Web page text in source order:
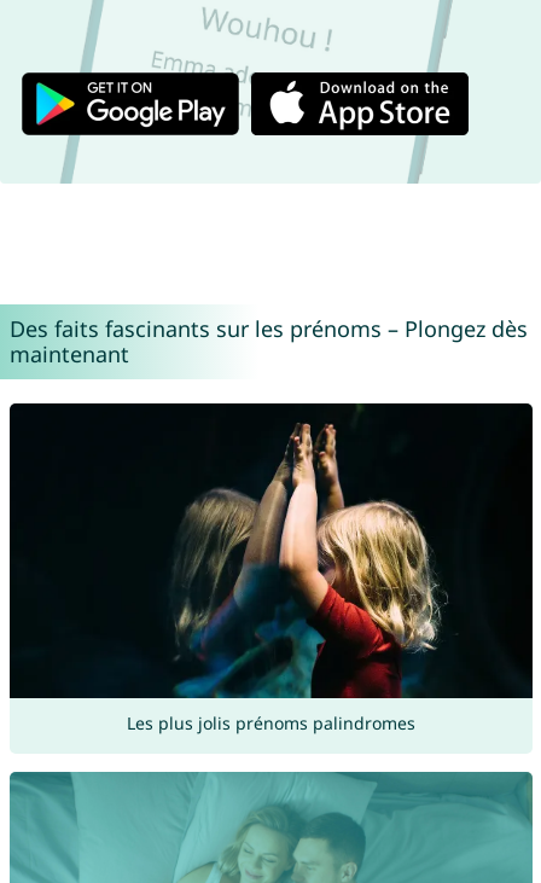
Des faits fascinants sur les prénoms – Plongez dès
maintenant
Les plus jolis prénoms palindromes